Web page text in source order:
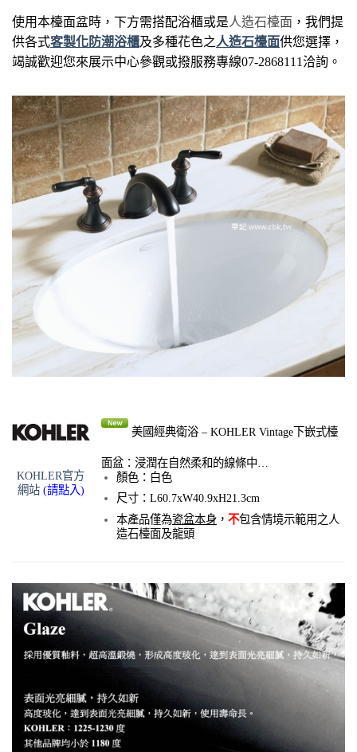
使用本檯面盆時，下方需搭配浴櫃或是人造石檯面 ，我們提
供各式客製化防潮浴櫃及多種花色之 人造石檯面供您選擇，
竭誠歡迎您來展示中心參觀或撥服務專線07-2868111洽詢。
KOHLER官方
網站(請點入)
美國經典衛浴 – KOHLER Vintage下嵌式檯
面盆：浸潤在自然柔和的線條中…
顏色：白色
尺寸：L60.7xW40.9xH21.3cm
本產品僅為瓷盆本身， 不包含情境示範用之人
造石檯面及龍頭